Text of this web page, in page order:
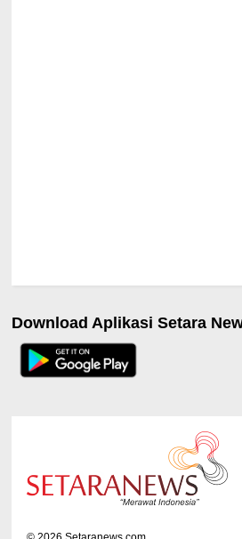
Download Aplikasi Setara